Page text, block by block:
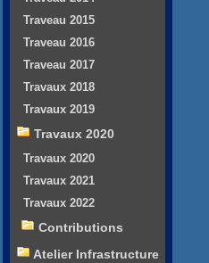
Traveau 2015
Traveau 2016
Traveau 2017
Travaux 2018
Travaux 2019
Travaux 2020
Travaux 2020
Travaux 2021
Travaux 2022
Contributions
Atelier Infrastructure